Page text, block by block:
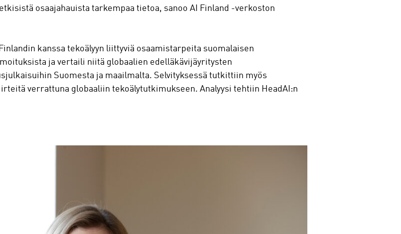
osaajahauista tarkempaa tietoa, sanoo AI Finland -verkoston
kanssa tekoälyyn liittyviä osaamistarpeita suomalaisen
ja vertaili niitä globaalien edelläkävijäyritysten
Suomesta ja maailmalta. Selvityksessä tutkittiin myös
verrattuna globaaliin tekoälytutkimukseen. Analyysi tehtiin HeadAI:n